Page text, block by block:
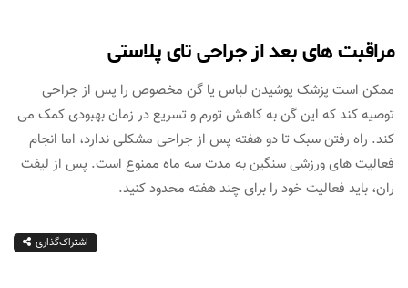
مراقبت های بعد از جراحی تای پلاستی
ممکن است پزشک پوشیدن لباس یا گن مخصوص را پس از جراحی
توصیه کند که این گن به کاهش تورم و تسریع در زمان بهبودی کمک می
کند. راه رفتن سبک تا دو هفته پس از جراحی مشکلی ندارد، اما انجام
فعالیت های ورزشی سنگین به مدت سه ماه ممنوع است. پس از لیفت
ران، باید فعالیت خود را برای چند هفته محدود کنید.
اشتراک‌گذاری